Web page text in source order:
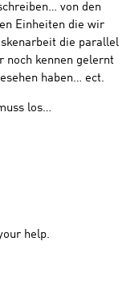
von den
Einheiten die wir
die parallel
noch kennen gelernt
haben… ect.
los…
help.